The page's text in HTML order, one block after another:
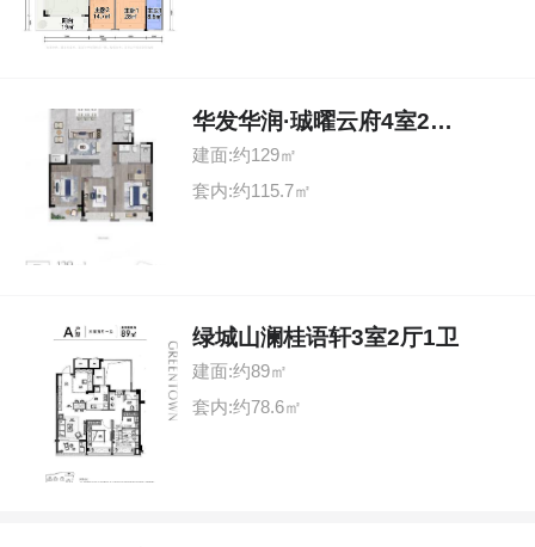
华发华润·珹曜云府4室2厅2卫
建面:约129㎡
套内:约115.7㎡
绿城山澜桂语轩3室2厅1卫
建面:约89㎡
套内:约78.6㎡